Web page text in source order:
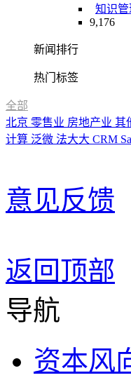
知识
9,176
新闻排行
热门标签
全部
北京 零售业 房地产业 其
计算 泛微 法大大 CRM
意见反馈
返回顶部
导航
资本风